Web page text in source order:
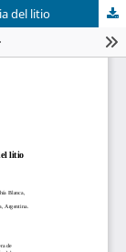
del litio